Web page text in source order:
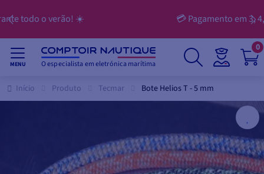
💳 Pagamento em 3, 4, 10 ou 12 prestações
MENU O especialista em eletrónica marítima
0
Início Produto Tecmar Bote Helios T - 5 mm